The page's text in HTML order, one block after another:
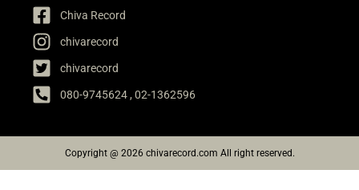
Chiva Record
chivarecord
chivarecord
080-9745624 , 02-1362596
Copyright @ 2026 chivarecord.com All right reserved.